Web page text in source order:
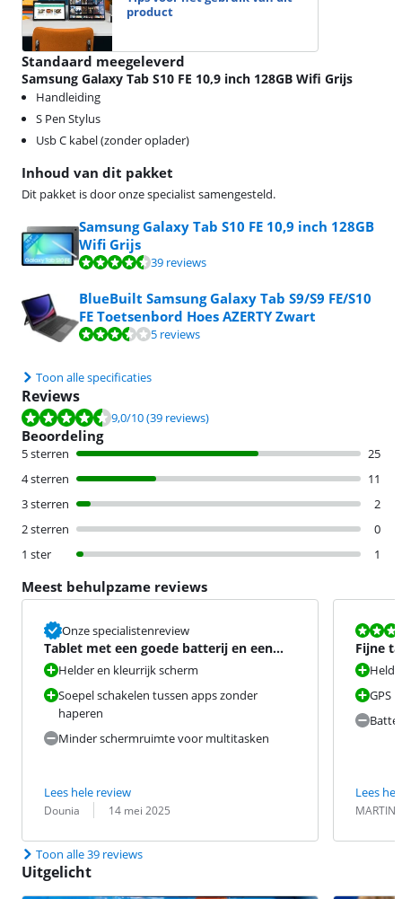
Inhoud van dit pakket
Dit pakket is door onze specialist samengesteld.
Samsung Galaxy Tab S10 FE 10,9 inch 128GB
Wifi Grijs
Beoordeling is 9,0 van de 10, gebaseerd op 39 reviews.
39 reviews
BlueBuilt Samsung Galaxy Tab S9/S9 FE/S10
FE Toetsenbord Hoes AZERTY Zwart
Beoordeling is 7,2 van de 10, gebaseerd op 5 reviews.
5 reviews
Toon alle specificaties
product
Standaard meegeleverd
Samsung Galaxy Tab S10 FE 10,9 inch 128GB Wifi Grijs
Handleiding
S Pen Stylus
Usb C kabel (zonder oplader)
Reviews
Beoordeling is 9,0 van de 10, gebaseerd op 39 reviews.
9,0/10(39 reviews)
Beoordeling
5 sterren
25
4 sterren
11
3 sterren
2
2 sterren
0
1 ster
1
Meest behulpzame reviews
Onze specialistenreview
Tablet met een goede batterij en een
mooi scherm
Helder en kleurrijk scherm
Soepel schakelen tussen apps zonder
haperen
Minder schermruimte voor multitasken
Lees hele review
Beoordeling door:
Dounia
Datum: 14 mei 2025
Fijne
GPS
Lees
Datum:
Toon alle 39 reviews
Uitgelicht